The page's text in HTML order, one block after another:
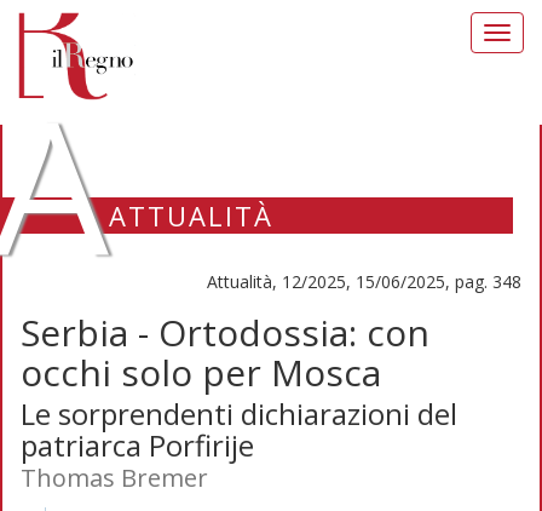
ATTUALITÀ
Attualità, 12/2025, 15/06/2025, pag. 348
Serbia - Ortodossia: con
occhi solo per Mosca
Le sorprendenti dichiarazioni del
patriarca Porfirije
Thomas Bremer